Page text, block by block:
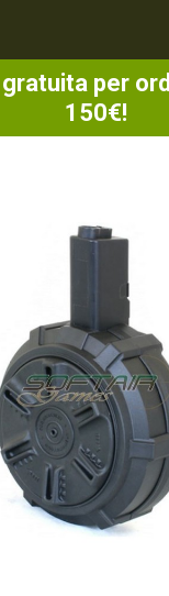
per
150€!